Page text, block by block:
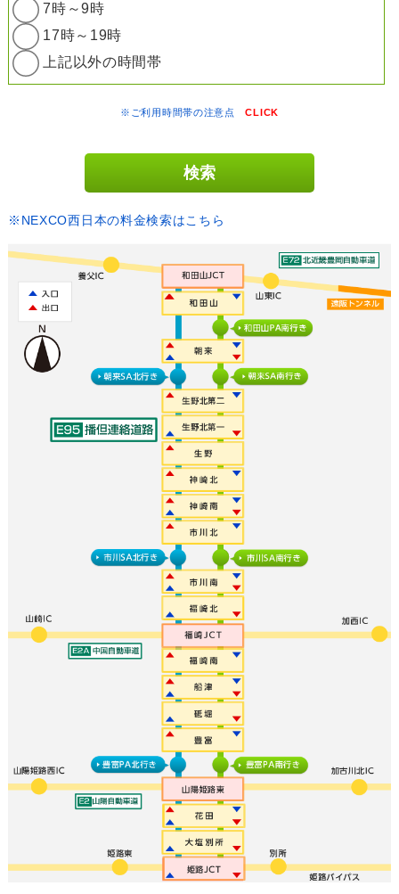
7時～9時
17時～19時
上記以外の時間帯
※ご利用時間帯の注意点CLICK
※NEXCO西日本の料金検索はこちら